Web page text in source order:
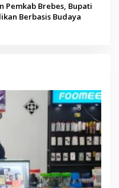
Pemkab Brebes, Bupati
Berbasis Budaya